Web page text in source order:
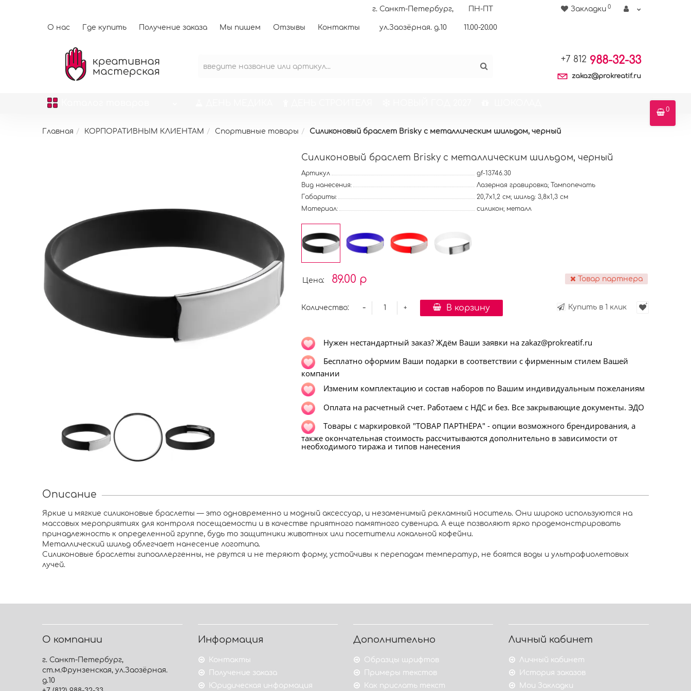
О нас Где купить Получение заказа Мы пишем Отзывы Контакты
г. Санкт-Петербург,
ул.Заозёрная. д.10
ПН-ПТ
11.00-20.00
Закладки 0
+7 812 988-32-33
zakaz@prokreatif.ru
0
Главная КОРПОРАТИВНЫМ КЛИЕНТАМ Спортивные товары Силиконовый браслет Brisky с металлическим шильдом, черный
Силиконовый браслет Brisky с металлическим шильдом, черный
Артикул
gf-13746.30
Вид нанесения:
Лазерная гравировка; Тампопечать
Габариты:
20,7х1,2 см; шильд: 3,8х1,3 см
Материал:
силикон; металл
Цена: 89.00 р Товар партнера
Количество: +
- В корзину Купить в 1 клик
Нужен нестандартный заказ? Ждём Ваши заявки на zakaz@prokreatif.ru
Бесплатно оформим Ваши подарки в соответствии с фирменным стилем Вашей
компании
Изменим комплектацию и состав наборов по Вашим индивидуальным пожеланиям
Оплата на расчетный счет. Работаем с НДС и без. Все закрывающие документы. ЭДО
Товары с маркировкой "ТОВАР ПАРТНЁРА" - опции возможного брендирования, а
также окончательная стоимость рассчитываются дополнительно в зависимости от
необходимого тиража и типов нанесения
Описание
Яркие и мягкие силиконовые браслеты — это одновременно и модный аксессуар, и незаменимый рекламный носитель. Они широко используются на
массовых мероприятиях для контроля посещаемости и в качестве приятного памятного сувенира. А еще позволяют ярко продемонстрировать
принадлежность к определенной группе, будь то защитники животных или посетители локальной кофейни.
Металлический шильд облегчает нанесение логотипа.
Силиконовые браслеты гипоаллергенны, не рвутся и не теряют форму, устойчивы к перепадам температур, не боятся воды и ультрафиолетовых
лучей.
О компании
г. Санкт-Петербург,
ст.м.Фрунзенская, ул.Заозёрная.
д.10
Информация
Контакты
Получение заказа
Юридическая информация
Дополнительно
Образцы шрифтов
Примеры текстов
Как прислать текст
Личный кабинет
Личный кабинет
История заказов
Мои Закладки